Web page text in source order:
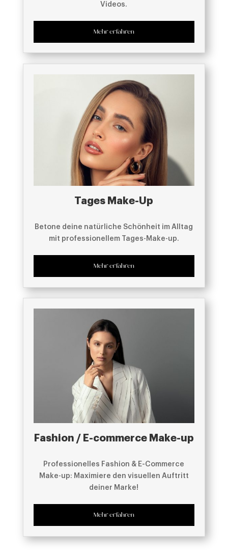
Videos.
Mehr erfahren
Tages Make-Up
Betone deine natürliche Schönheit im Alltag
mit professionellem Tages-Make-up.
Mehr erfahren
Fashion / E-commerce Make-up
Professionelles Fashion & E-Commerce
Make-up: Maximiere den visuellen Auftritt
deiner Marke!
Mehr erfahren